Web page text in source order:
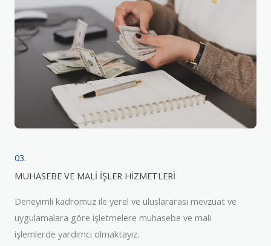
03.
MUHASEBE VE MALİ İŞLER HİZMETLERİ
Deneyimli kadromuz ile yerel ve uluslararası mevzuat ve
uygulamalara göre işletmelere muhasebe ve mali
işlemlerde yardımcı olmaktayız.